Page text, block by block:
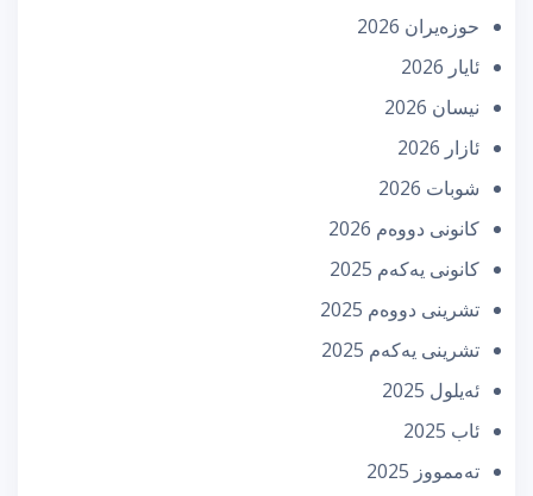
حوزه‌یران 2026
ئایار 2026
نیسان 2026
ئازار 2026
شوبات 2026
كانونی دووه‌م 2026
كانونی یه‌كه‌م 2025
تشرینی دووه‌م 2025
تشرینی یه‌كه‌م 2025
ئه‌یلول 2025
ئاب 2025
تەممووز 2025